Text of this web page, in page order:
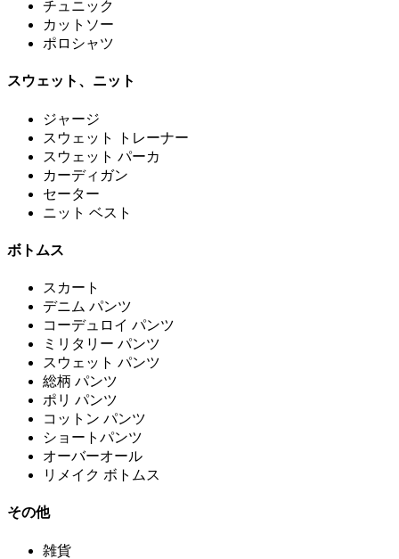
チュニック
カットソー
ポロシャツ
スウェット、ニット
ジャージ
スウェット トレーナー
スウェット パーカ
カーディガン
セーター
ニット ベスト
ボトムス
スカート
デニム パンツ
コーデュロイ パンツ
ミリタリー パンツ
スウェット パンツ
総柄 パンツ
ポリ パンツ
コットン パンツ
ショートパンツ
オーバーオール
リメイク ボトムス
その他
雑貨